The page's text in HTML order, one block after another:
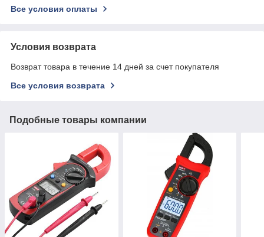
Все условия оплаты
Условия возврата
Возврат товара в течение 14 дней за счет покупателя
Все условия возврата
Подобные товары компании